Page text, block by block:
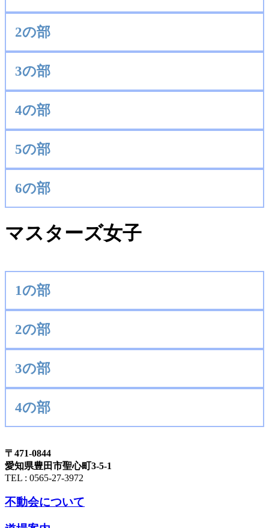
2の部
3の部
4の部
5の部
6の部
マスターズ女子
1の部
2の部
3の部
4の部
〒471-0844
愛知県豊田市聖心町3-5-1
TEL : 0565-27-3972
不動会について